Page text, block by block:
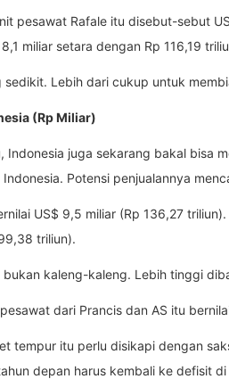
pesawat Rafale itu disebut-sebut
miliar setara dengan Rp 116,19
Lebih dari cukup untuk
(Rp Miliar)
juga sekarang bakal bisa
Potensi penjualannya
US$ 9,5 miliar (Rp 136,27
triliun).
kaleng-kaleng. Lebih tinggi
dari Prancis dan AS itu
tempur itu perlu disikapi dengan
depan harus kembali ke defisit